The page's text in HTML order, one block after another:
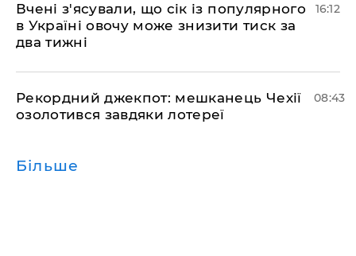
Вчені з'ясували, що сік із популярного
в Україні овочу може знизити тиск за
два тижні
16:12
Рекордний джекпот: мешканець Чехії
озолотився завдяки лотереї
08:43
Більше